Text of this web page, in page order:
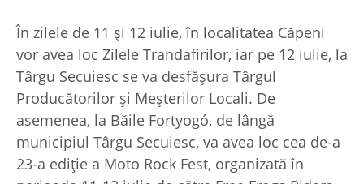
În zilele de 11 şi 12 iulie, în localitatea Căpeni
vor avea loc Zilele Trandafirilor, iar pe 12 iulie, la
Târgu Secuiesc se va desfăşura Târgul
Producătorilor şi Meşterilor Locali. De
asemenea, la Băile Fortyogó, de lângă
municipiul Târgu Secuiesc, va avea loc cea de-a
23-a ediţie a Moto Rock Fest, organizată în